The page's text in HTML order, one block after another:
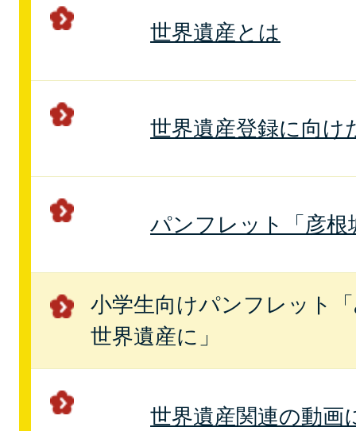
世界遺産とは
世界遺産登録に向け
パンフレット「彦根
小学生向けパンフレット
世界遺産に」
世界遺産関連の動画